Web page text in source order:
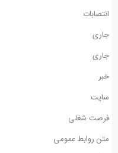
انتصابات
جاری
جاری
خبر
سایت
فرصت شغلی
متن روابط عمومی